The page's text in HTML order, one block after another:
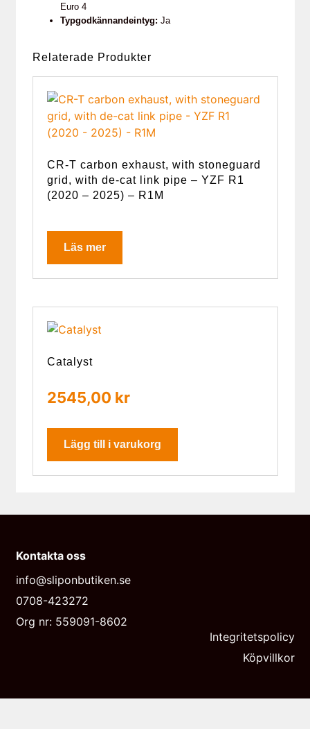
Euro 4
Typgodkännandeintyg: Ja
Relaterade Produkter
CR-T carbon exhaust, with stoneguard
grid, with de-cat link pipe – YZF R1
(2020 – 2025) – R1M
Läs mer
Catalyst
2545,00 kr
Lägg till i varukorg
Kontakta oss
info@sliponbutiken.se
0708-423272
Org nr: 559091-8602
Integritetspolicy
Köpvillkor